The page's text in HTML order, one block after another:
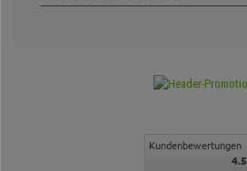
Kundenbewertungen
4.5